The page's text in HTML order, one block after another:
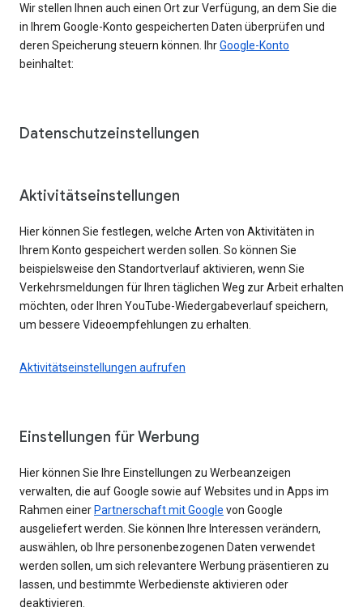
Wir stellen Ihnen auch einen Ort zur Verfügung, an dem Sie die
in Ihrem Google-Konto gespeicherten Daten überprüfen und
deren Speicherung steuern können. IhrGoogle-Konto
beinhaltet:
Datenschutzeinstellungen
Aktivitätseinstellungen
Hier können Sie festlegen, welche Arten von Aktivitäten in
Ihrem Konto gespeichert werden sollen. So können Sie
beispielsweise den Standortverlauf aktivieren, wenn Sie
Verkehrsmeldungen für Ihren täglichen Weg zur Arbeit erhalten
möchten, oder Ihren YouTube-Wiedergabeverlauf speichern,
um bessere Videoempfehlungen zu erhalten.
Aktivitätseinstellungen aufrufen
Einstellungen für Werbung
Hier können Sie Ihre Einstellungen zu Werbeanzeigen
verwalten, die auf Google sowie auf Websites und in Apps im
Rahmen einer Partnerschaft mit Google von Google
ausgeliefert werden. Sie können Ihre Interessen verändern,
auswählen, ob Ihre personenbezogenen Daten verwendet
werden sollen, um sich relevantere Werbung präsentieren zu
lassen, und bestimmte Werbedienste aktivieren oder
deaktivieren.